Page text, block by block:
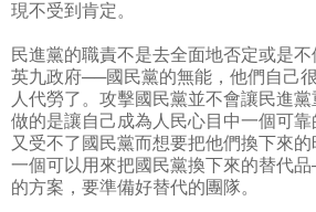
現不受到肯定。
民進黨的職責不是去全面地否定或是
英九政府──國民黨的無能，他們自己
人代勞了。攻擊國民黨並不會讓民進
做的是讓自己成為人民心目中一個可
又受不了國民黨而想要把他們換下來
一個可以用來把國民黨換下來的替代
的方案，要準備好替代的團隊。